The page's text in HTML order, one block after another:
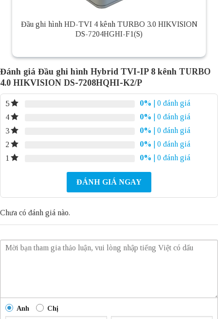
Đầu ghi hình HD-TVI 4 kênh TURBO 3.0 HIKVISION
DS-7204HGHI-F1(S)
Đánh giá Đầu ghi hình Hybrid TVI-IP 8 kênh TURBO
4.0 HIKVISION DS-7208HQHI-K2/P
5 0%
| 0 đánh giá
4
0%
| 0 đánh giá
3
0%
| 0 đánh giá
2
0%
| 0 đánh giá
1
0% | 0 đánh giá
ĐÁNH GIÁ NGAY
Chưa có đánh giá nào.
Anh Chị